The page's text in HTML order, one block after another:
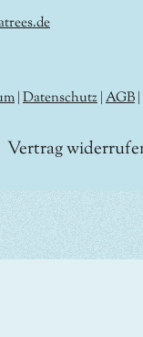
Datenschutz AGB
Vertrag